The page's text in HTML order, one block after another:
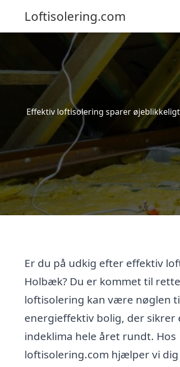
Loftisolering.com
Effektiv loftisolering sparer
Er du på udkig efter effektiv
Holbæk? Du er kommet til
loftisolering kan være nøglen
energieffektiv bolig, der sikrer
indeklima hele året rundt. Hos
loftisolering.com hjælper vi